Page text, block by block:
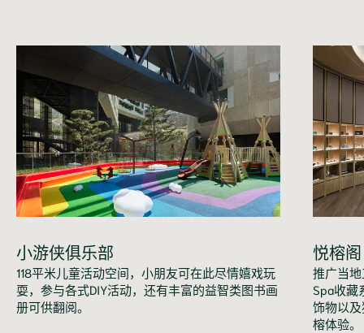
小游侠俱乐部
118平米儿童活动空间，小朋友可在此尽情嬉戏玩
耍，参与各式DIY活动，还有丰富的益智类图书画
册可供翻阅。
悦榕阁
推广当
Spa收藏
饰物以
榕体验。